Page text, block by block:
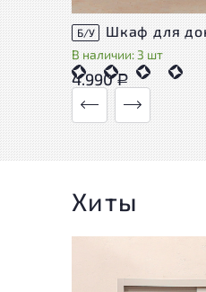
Б/У
В наличии: 3 шт
4.990Р
Хиты